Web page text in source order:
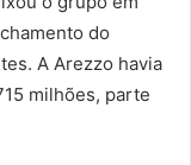
do
A Arezzo havia
milhões, parte